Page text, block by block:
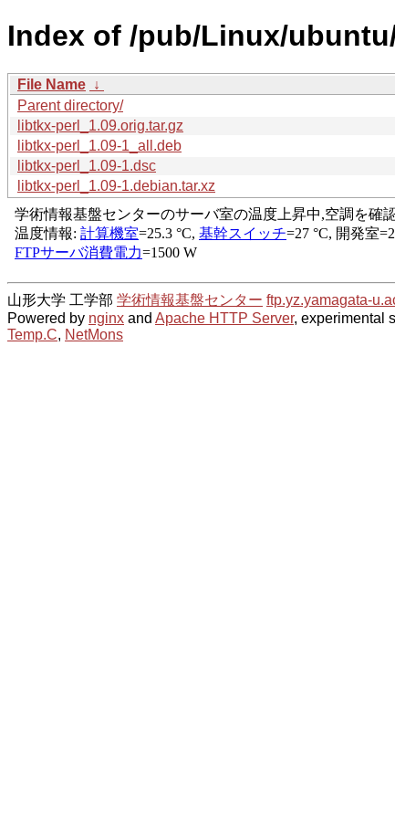
Index of /pub/Linux/
File Name ↓
Parent directory/
libtkx-perl_1.09.orig.tar.gz
libtkx-perl_1.09-1_all.deb
libtkx-perl_1.09-1.dsc
libtkx-perl_1.09-1.debian.tar.xz
山形大学 工学部 学術情報基盤センター ftp.yz.yamagata-
Powered by nginx and Apache HTTP Server, experimental
Temp.C, NetMons